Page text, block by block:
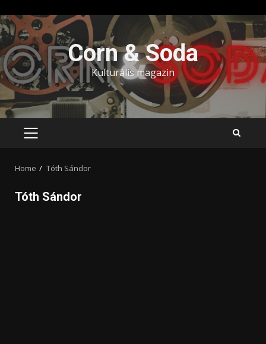
Skip
to
content
Corn & Soda
Kulturális magazin
PRIMARY
Home Tóth Sándor
Tóth Sándor